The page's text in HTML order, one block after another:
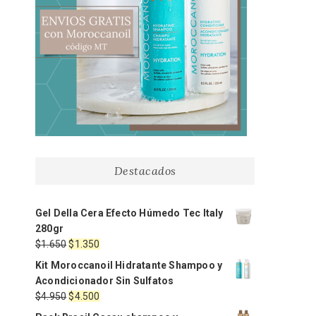
Destacados
Gel Della Cera Efecto Húmedo Tec Italy
280gr
$1.650El
original
era:
$1.650.
$1.350
precio
actual
es:
$1.350.
Kit Moroccanoil Hidratante Shampoo y
Acondicionador Sin Sulfatos
$4.950El
precio
$4.500